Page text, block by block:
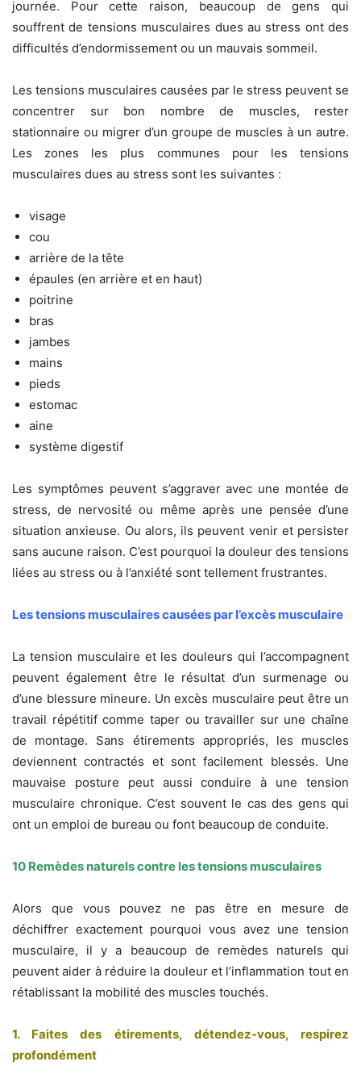
journée. Pour cette raison, beaucoup de gens qui
souffrent de tensions musculaires dues au stress ont des
difficultés d’endormissement ou un mauvais sommeil.
Les tensions musculaires causées par le stress peuvent se
concentrer sur bon nombre de muscles, rester
stationnaire ou migrer d’un groupe de muscles à un autre.
Les zones les plus communes pour les tensions
musculaires dues au stress sont les suivantes :
visage
cou
arrière de la tête
épaules (en arrière et en haut)
poitrine
bras
jambes
mains
pieds
estomac
aine
système digestif
Les symptômes peuvent s’aggraver avec une montée de
stress, de nervosité ou même après une pensée d’une
situation anxieuse. Ou alors, ils peuvent venir et persister
sans aucune raison. C’est pourquoi la douleur des tensions
liées au stress ou à l’anxiété sont tellement frustrantes.
Les tensions musculaires causées par l’excès musculaire
La tension musculaire et les douleurs qui l’accompagnent
peuvent également être le résultat d’un surmenage ou
d’une blessure mineure. Un excès musculaire peut être un
travail répétitif comme taper ou travailler sur une chaîne
de montage. Sans étirements appropriés, les muscles
deviennent contractés et sont facilement blessés. Une
mauvaise posture peut aussi conduire à une tension
musculaire chronique. C’est souvent le cas des gens qui
ont un emploi de bureau ou font beaucoup de conduite.
10 Remèdes naturels contre les tensions musculaires
Alors que vous pouvez ne pas être en mesure de
déchiffrer exactement pourquoi vous avez une tension
musculaire, il y a beaucoup de remèdes naturels qui
peuvent aider à réduire la douleur et l’inflammation tout en
rétablissant la mobilité des muscles touchés.
1. Faites des étirements, détendez-vous, respirez
profondément